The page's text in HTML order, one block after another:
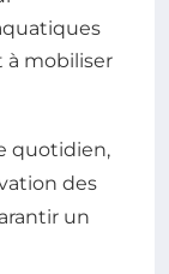
à mobiliser
quotidien,
des
un